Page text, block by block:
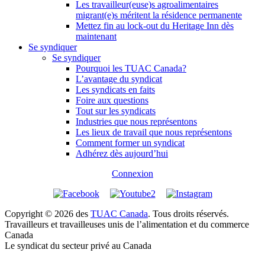
Les travailleur(euse)s agroalimentaires
migrant(e)s méritent la résidence permanente
Mettez fin au lock-out du Heritage Inn dès
maintenant
Se syndiquer
Se syndiquer
Pourquoi les TUAC Canada?
L’avantage du syndicat
Les syndicats en faits
Foire aux questions
Tout sur les syndicats
Industries que nous représentons
Les lieux de travail que nous représentons
Comment former un syndicat
Adhérez dès aujourd’hui
Connexion
Copyright © 2026 des TUAC Canada. Tous droits réservés.
Travailleurs et travailleuses unis de l’alimentation et du commerce
Canada
Le syndicat du secteur privé au Canada